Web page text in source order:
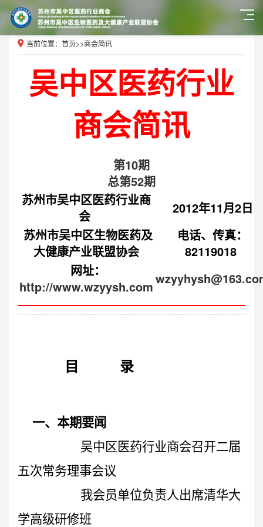
当前位置： 首页>>商会简讯
吴中区医药行业
商会简讯
第10期
总第52期
苏州市吴中区医药行业商
会
2012年11月2日
苏州市吴中区生物医药及
大健康产业联盟协会
电话、传真：
82119018
网址：
http://www.wzyysh.com
目 录
一、本期要闻
吴中区医药行业商会召开二届
五次常务理事会议
我会员单位负责人出席清华大
学高级研修班